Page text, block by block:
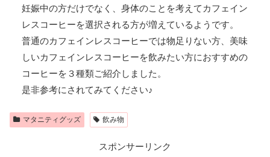
妊娠中の方だけでなく、身体のことを考えてカフェイン
レスコーヒーを選択される方が増えているようです。
普通のカフェインレスコーヒーでは物足りない方、美味
しいカフェインレスコーヒーを飲みたい方におすすめの
コーヒーを３種類ご紹介しました。
是非参考にされてみてください♪
マタニティグッズ 飲み物
スポンサーリンク